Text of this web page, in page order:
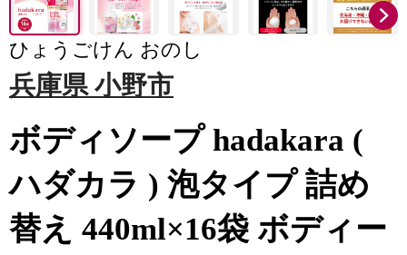
ひょうごけん おのし
兵庫県 小野市
ボディソープ hadakara (
ハダカラ ) 泡タイプ 詰め
替え 440ml×16袋 ボディー